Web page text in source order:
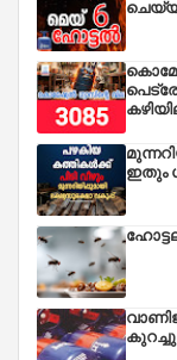
ഇതും
കുറച്ചു